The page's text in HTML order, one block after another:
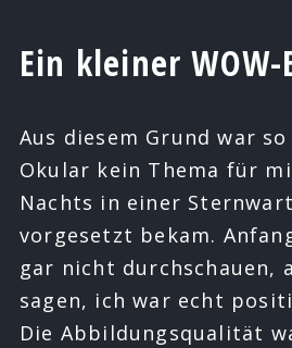
Ein kleiner
Aus diesem Grund war
Okular kein Thema für
Nachts in einer
vorgesetzt bekam.
gar nicht durchschauen,
sagen, ich war echt
Die Abbildungsqualität